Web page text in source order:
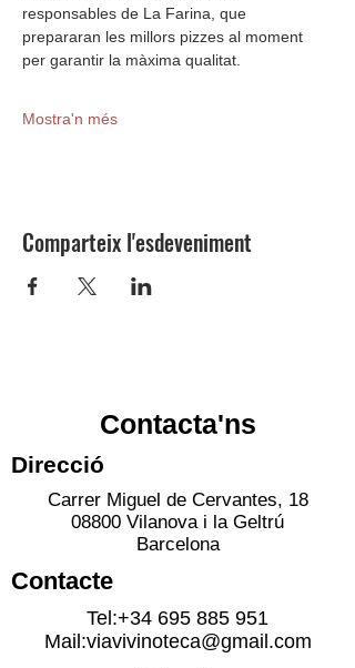
responsables de La Farina, que
prepararan les millors pizzes al moment
per garantir la màxima qualitat.
Mostra'n més
Comparteix l'esdeveniment
Contacta'ns
Direcció
Carrer Miguel de Cervantes, 18
08800 Vilanova i la Geltrú
Barcelona
Contacte
Tel:+34 695 885 951
Mail:viavivinoteca@gmail.com